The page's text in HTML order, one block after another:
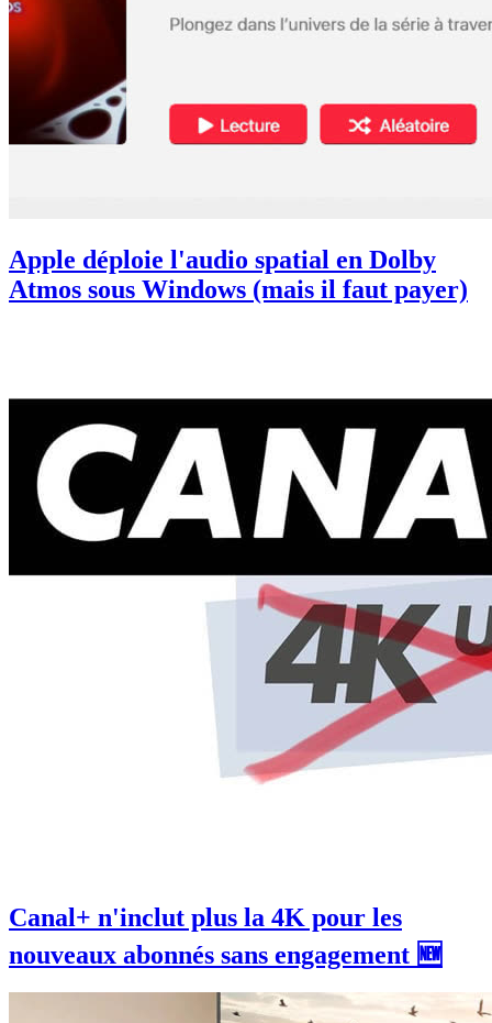
Apple déploie l'audio spatial en Dolby
Atmos sous Windows (mais il faut payer)
Canal+ n'inclut plus la 4K pour les
nouveaux abonnés sans engagement 🆕